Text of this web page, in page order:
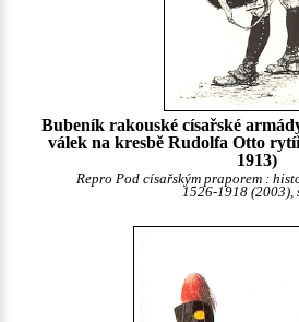
Bubeník rakouské císařské
válek na kresbě Rudolfa Otto
1913)
Repro Pod císařským praporem :
1526-1918 (2003),